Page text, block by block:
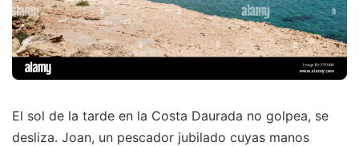
El sol de la tarde en la Costa Daurada no golpea, se
desliza. Joan, un pescador jubilado cuyas manos